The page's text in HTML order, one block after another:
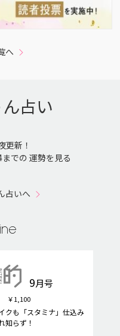
へ
占い
更新！
での 運勢を見る
占いへ
9月号
￥1,100
クも「スタミナ」仕込み
知らず！